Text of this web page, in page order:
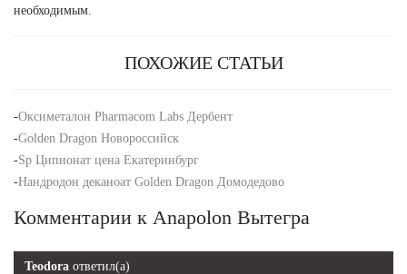
необходимым.
ПОХОЖИЕ СТАТЬИ
-Оксиметалон Pharmacom Labs Дербент
-Golden Dragon Новороссийск
-Sp Ципионат цена Екатеринбург
-Нандродон деканоат Golden Dragon Домодедово
Комментарии к Anapolon Вытегра
Teodora ответил(а)